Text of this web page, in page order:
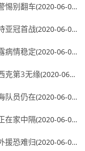
惕别翻车(2020-06-01)
亚冠首战(2020-06-01)
病情稳定(2020-06-01)
克第3无缘(2020-06-01)
队员仍在(2020-06-01)
在家中隔(2020-06-01)
援恐难归(2020-06-01)